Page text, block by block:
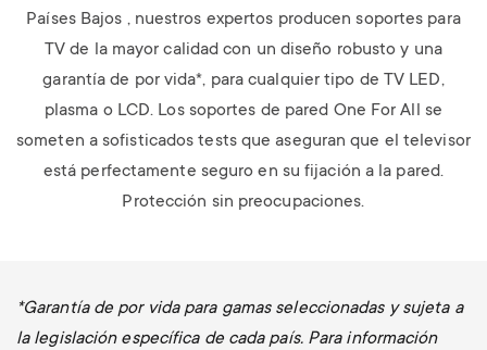
Países Bajos , nuestros expertos producen soportes para
TV de la mayor calidad con un diseño robusto y una
garantía de por vida*, para cualquier tipo de TV LED,
plasma o LCD. Los soportes de pared One For All se
someten a sofisticados tests que aseguran que el televisor
está perfectamente seguro en su fijación a la pared.
Protección sin preocupaciones.
*Garantía de por vida para gamas seleccionadas y sujeta a
la legislación específica de cada país. Para información